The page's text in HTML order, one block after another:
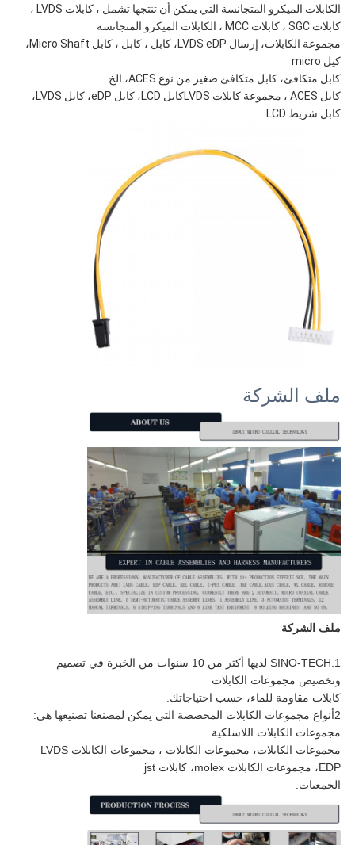
الكابلات الميكرو المتجانسة التي يمكن أن تنتجها تشمل ، كابلات LVDS ،
كابلات SGC ، كابلات MCC ، الكابلات الميكرو المتجانسة
مجموعة الكابلات، إرسال LVDS eDP، كابل ، كابل ، كابل Micro Shaft،
كيل micro
كابل متكافئ، كابل متكافئ صغير من نوع ACES، الخ.
كابل ACES ، مجموعة كابلات LVDS
كابل LCD، كابل eDP، كابل LVDS،
كابل شريط LCD
ملف الشركة
ملف الشركة
1.SINO-TECH لديها أكثر من 10 سنوات من الخبرة في تصميم
وتخصيص مجموعات الكابلات
كابلات مقاومة للماء، حسب احتياجاتك.
2أنواع مجموعات الكابلات المخصصة التي يمكن لمصنعنا تصنيعها هي:
مجموعات الكابلات اللاسلكية
مجموعات الكابلات، مجموعات الكابلات ، مجموعات الكابلات LVDS
EDP، مجموعات الكابلات molex، كابلات jst
الجمعيات.